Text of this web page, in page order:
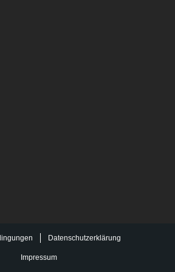
Datenschutzerklärung
Impressum